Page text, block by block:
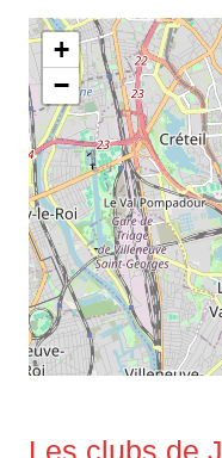
+
−
Les clubs de